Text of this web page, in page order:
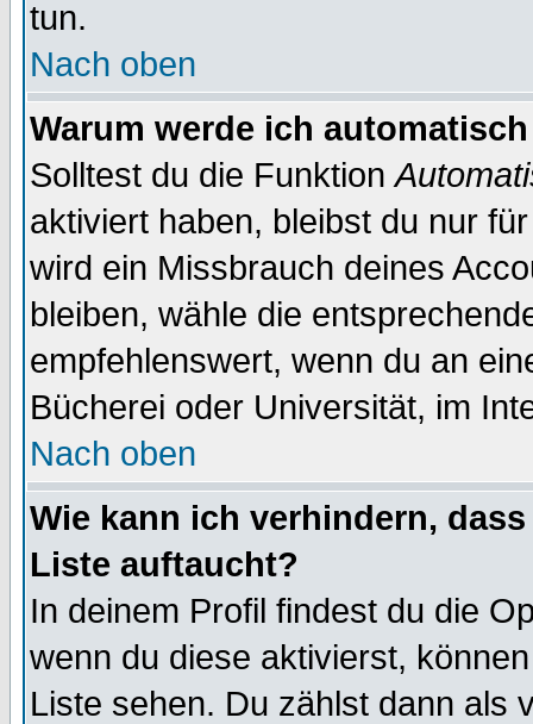
tun.
Nach oben
Warum werde ich
Solltest du die Funktion
aktiviert haben, bleibst du nur
wird ein Missbrauch deines
bleiben, wähle die
empfehlenswert, wenn du an
Bücherei oder Universität, im
Nach oben
Wie kann ich verhindern,
Liste auftaucht?
In deinem Profil findest du die
wenn du diese aktivierst,
Liste sehen. Du zählst dann als